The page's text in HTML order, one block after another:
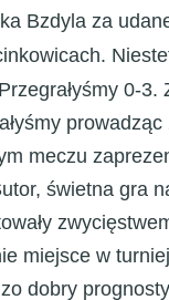
Bzdyla za
0-3.
meczu
świetna gra
miejsce w
dobry